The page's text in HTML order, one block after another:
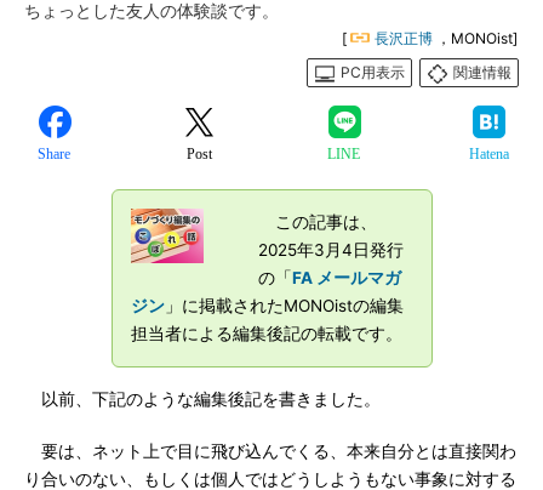
ちょっとした友人の体験談です。
[ 長沢正博 ，MONOist]
PC用表示
関連情報
Share Post LINE Hatena
この記事は、
2025年3月4日発行
の「FA メールマガ
ジン」に掲載されたMONOistの編集
担当者による編集後記の転載です。
以前、下記のような編集後記を書きました。
要は、ネット上で目に飛び込んでくる、本来自分とは直接関わ
り合いのない、もしくは個人ではどうしようもない事象に対する